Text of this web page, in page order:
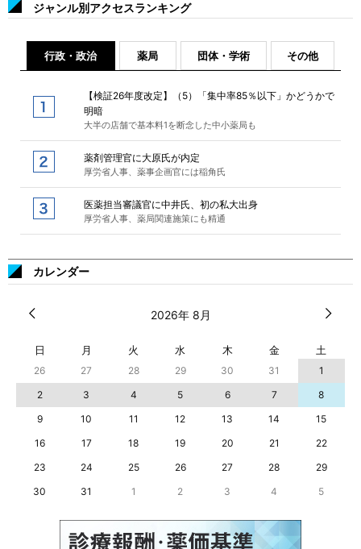
ジャンル別アクセスランキング
行政・政治 薬局 団体・学術 その他
【検証26年度改定】（5）「集中率85％以下」かどうかで
明暗
大半の店舗で基本料1を断念した中小薬局も
薬剤管理官に大原氏が内定
厚労省人事、薬事企画官には稲角氏
医薬担当審議官に中井氏、初の私大出身
厚労省人事、薬局関連施策にも精通
カレンダー
2026年 8月
日 月 火 水 木 金 土
26 27 28 29 30 31
1
2
3 4 5 6 7
8
9
10 11 12 13 14
15
16
17 18 19 20 21
22
23
24 25 26 27 28
29
30
31 1 2 3 4 5